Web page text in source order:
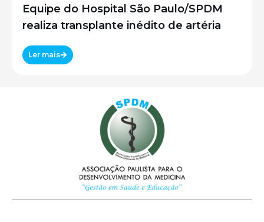
Equipe do Hospital São Paulo/SPDM
realiza transplante inédito de artéria
Ler mais